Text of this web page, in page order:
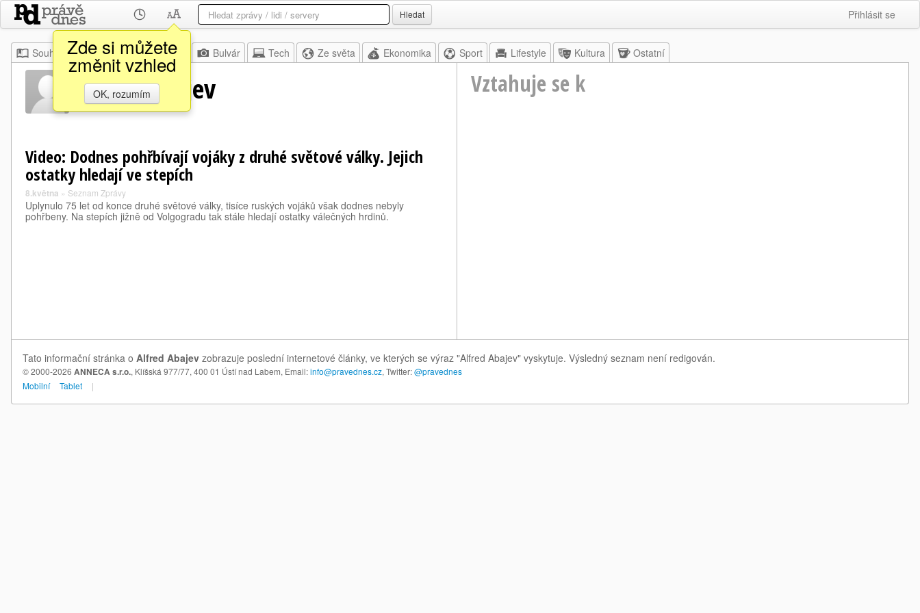
Zde si můžete
změnit vzhled
OK, rozumím
Hledat Přihlásit se
Souhrn Moje Z domova Bulvár Tech Ze světa Ekonomika Sport Lifestyle Kultura Ostatní
Alfred Abajev Vztahuje se k
Video: Dodnes pohřbívají vojáky z druhé světové války. Jejich
ostatky hledají ve stepích
8.května » Seznam Zprávy
Uplynulo 75 let od konce druhé světové války, tisíce ruských vojáků však dodnes nebyly
pohřbeny. Na stepích jižně od Volgogradu tak stále hledají ostatky válečných hrdinů.
Tato informační stránka o Alfred Abajev zobrazuje poslední internetové články, ve kterých se výraz "Alfred Abajev" vyskytuje. Výsledný seznam není redigován.
© 2000-2026 ANNECA s.r.o., Klíšská 977/77, 400 01 Ústí nad Labem, Email:info@pravednes.cz, Twitter:@pravednes
Mobilní
Tablet |